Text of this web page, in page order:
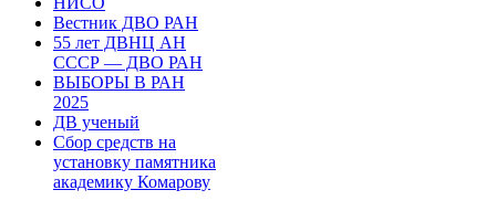
Вестник ДВО РАН
55 лет ДВНЦ АН
СССР — ДВО РАН
ВЫБОРЫ В РАН
2025
ДВ ученый
Сбор средств на
установку памятника
академику Комарову